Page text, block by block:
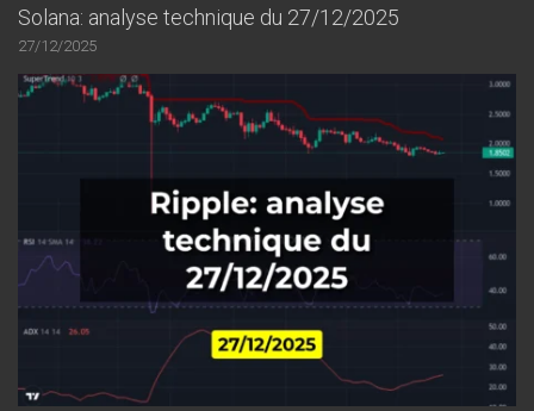
Solana: analyse technique du 27/12/2025
27/12/2025